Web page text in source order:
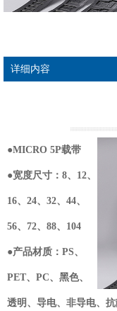
详细内容
●MICRO 5P载带
●宽度尺寸：8、12、
16、24、32、44、
56、72、88、104
●产品材质：PS、
PET、PC、黑色、
透明、导电、非导电、